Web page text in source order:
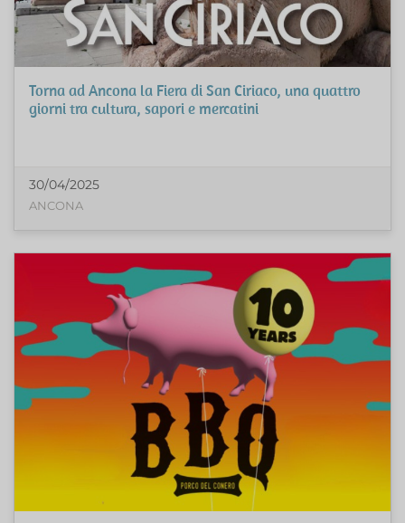
Torna ad Ancona la Fiera di San Ciriaco, una quattro
giorni tra cultura, sapori e mercatini
30/04/2025
ANCONA